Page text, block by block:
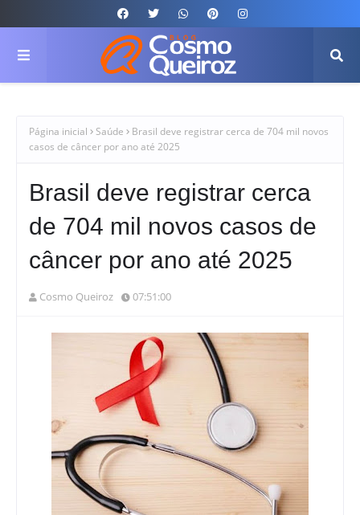
Página inicial Saúde
Brasil deve registrar cerca de 704 mil novos
casos de câncer por ano até 2025
Brasil deve registrar cerca
de 704 mil novos casos de
câncer por ano até 2025
Cosmo Queiroz 07:51:00